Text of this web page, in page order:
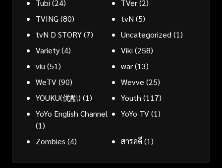
Tubi (24) TVer(2)
TVING (80) tvN (5)
tvN D STORY(7) Uncategorized(1)
Variety(4) Viki (258)
viu(51) war(13)
WeTV(90) Wevve (25)
YOUKU(优酷) (1) Youth (117)
YoYo English Channel
(1)
YoYo TV(1)
Zombies (4) สารคดี(1)